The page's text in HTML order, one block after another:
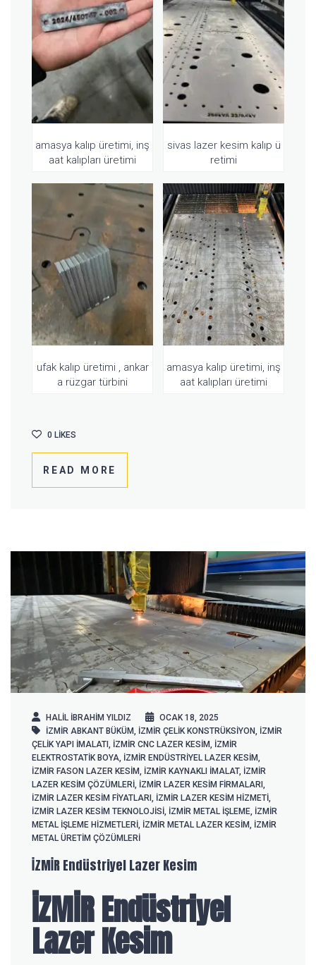
amasya kalıp üretimi, inş
aat kalıpları üretimi
sivas lazer kesim kalıp ü
retimi
ufak kalıp üretimi , ankar
a rüzgar türbini
amasya kalıp üretimi, inş
aat kalıpları üretimi
READ MORE
0 LIKES
HALIL IBRAHIM YILDIZ
OCAK 18, 2025
İZMİR ABKANT BÜKÜM, İZMİR ÇELIK KONSTRÜKSIYON, İZMİR
ÇELIK YAPI IMALATI , İZMİR CNC LAZER KESIM, İZMİR
ELEKTROSTATIK BOYA, İZMİR ENDÜSTRIYEL LAZER KESIM,
İZMİR FASON LAZER KESIM, İZMİR KAYNAKLI IMALAT, İZMİR
LAZER KESIM ÇÖZÜMLERI, İZMİR LAZER KESIM FIRMALARI ,
İZMİR LAZER KESIM FIYATLARI , İZMİR LAZER KESIM HIZMETI,
İZMİR LAZER KESIM TEKNOLOJISI, İZMİR METAL IŞLEME, İZMİR
METAL IŞLEME HIZMETLERI, İZMİR METAL LAZER KESIM, İZMİR
METAL ÜRETIM ÇÖZÜMLERI
İZMİR Endüstriyel Lazer Kesim
İZMİR Endüstriyel
Lazer Kesim